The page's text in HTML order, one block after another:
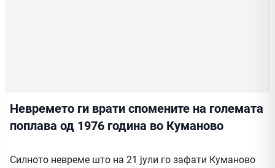
Невремето ги врати спомените на големата
поплава од 1976 годинa во Куманово
Силното невреме што на 21 јули го зафати Куманово